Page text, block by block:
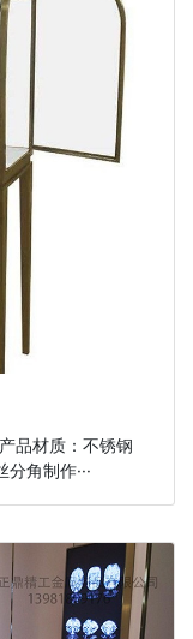
品材质：不锈钢
角制作···